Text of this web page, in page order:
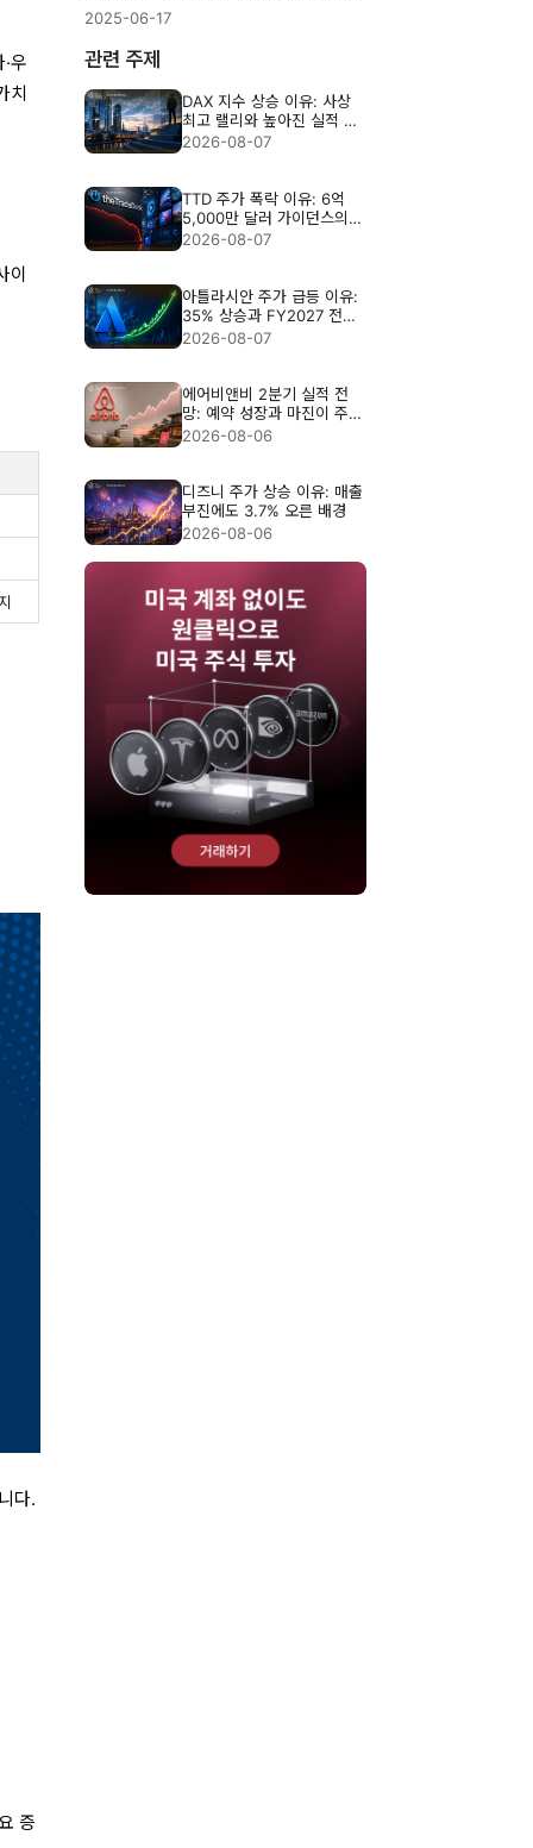
우
치
이
다.
증
2025-06-17
관련 주제
DAX 지수 상승 이유: 사상
최고 랠리와 높아진 실적 기
준
2026-08-07
TTD 주가 폭락 이유: 6억
5,000만 달러 가이던스의
충격
2026-08-07
아틀라시안 주가 급등 이유:
35% 상승과 FY2027 전망
분석
2026-08-07
에어비앤비 2분기 실적 전
망: 예약 성장과 마진이 주가
를 가를까
2026-08-06
디즈니 주가 상승 이유: 매출
부진에도 3.7% 오른 배경
2026-08-06